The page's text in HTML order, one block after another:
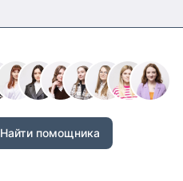
Найти помощника